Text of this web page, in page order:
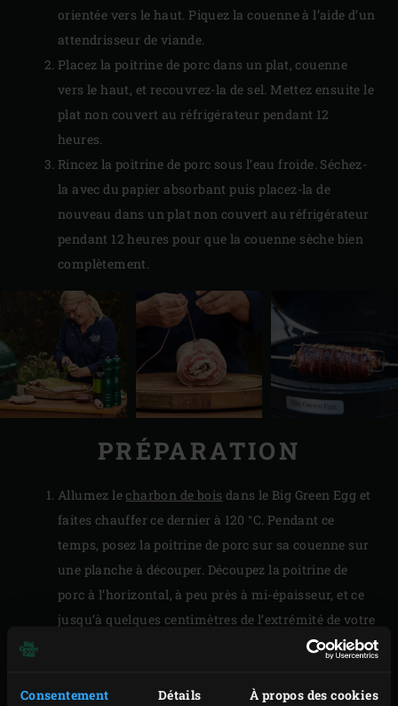
Consentement Détails À propos des cookies
orientée vers le haut. Piquez la couenne à l’aide d’un
attendrisseur de viande.
Placez la poitrine de porc dans un plat, couenne
vers le haut, et recouvrez-la de sel. Mettez ensuite le
plat non couvert au réfrigérateur pendant 12
heures.
Rincez la poitrine de porc sous l’eau froide. Séchez-
la avec du papier absorbant puis placez-la de
nouveau dans un plat non couvert au réfrigérateur
pendant 12 heures pour que la couenne sèche bien
complètement.
PRÉPARATION
Allumez lecharbon de bois dans le Big Green Egg et
faites chauffer ce dernier à 120 °C. Pendant ce
temps, posez la poitrine de porc sur sa couenne sur
une planche à découper. Découpez la poitrine de
porc à l’horizontal, à peu près à mi-épaisseur, et ce
jusqu’à quelques centimètres de l’extrémité de votre
branches de romarin et les feuilles du thym,